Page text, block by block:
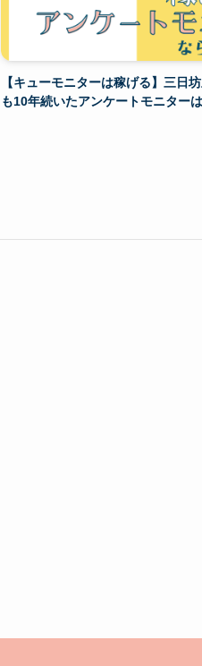
【キューモニターは稼げる】三日
も10年続いたアンケートモニター